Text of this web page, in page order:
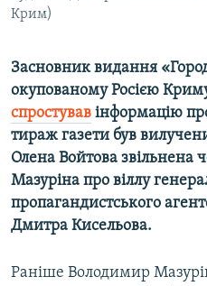
УКР
ДОЛУЧАЙСЯ!
Усі сайти RFE/RL
Крим)
Засновник видання
окупованому Росією
спростував інформацію
тираж газети був
Олена Войтова звільнена
Мазуріна про віллу
пропагандистського
Дмитра Кисельова.
Раніше Володимир